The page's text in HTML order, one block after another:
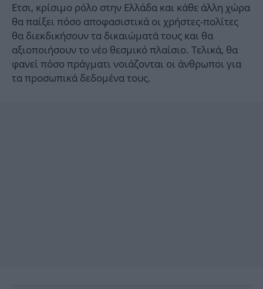
Ετσι, κρίσιμο ρόλο στην Ελλάδα και κάθε άλλη χώρα
θα παίξει πόσο αποφασιστικά οι χρήστες-πολίτες
θα διεκδικήσουν τα δικαιώματά τους και θα
αξιοποιήσουν το νέο θεσμικό πλαίσιο. Τελικά, θα
φανεί πόσο πράγματι νοιάζονται οι άνθρωποι για
τα προσωπικά δεδομένα τους.